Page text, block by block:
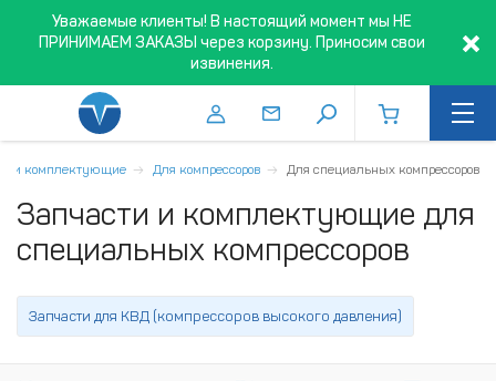
Уважаемые клиенты! В настоящий момент мы НЕ
ПРИНИМАЕМ ЗАКАЗЫ через корзину. Приносим свои
извинения.
и комплектующие Для компрессоров Для специальных компрессоров
Запчасти и комплектующие для
специальных компрессоров
Запчасти для КВД (компрессоров высокого давления)